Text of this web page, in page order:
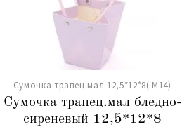
Сумочка трапец.мал.12,5*12*8( М14)
Сумочка трапец.мал бледно-
сиреневый 12,5*12*8